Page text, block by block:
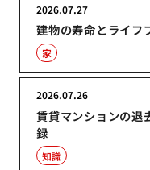
建物の寿命とライフ
2026.07.27
家
賃貸マンションの退
録
2026.07.26
知識